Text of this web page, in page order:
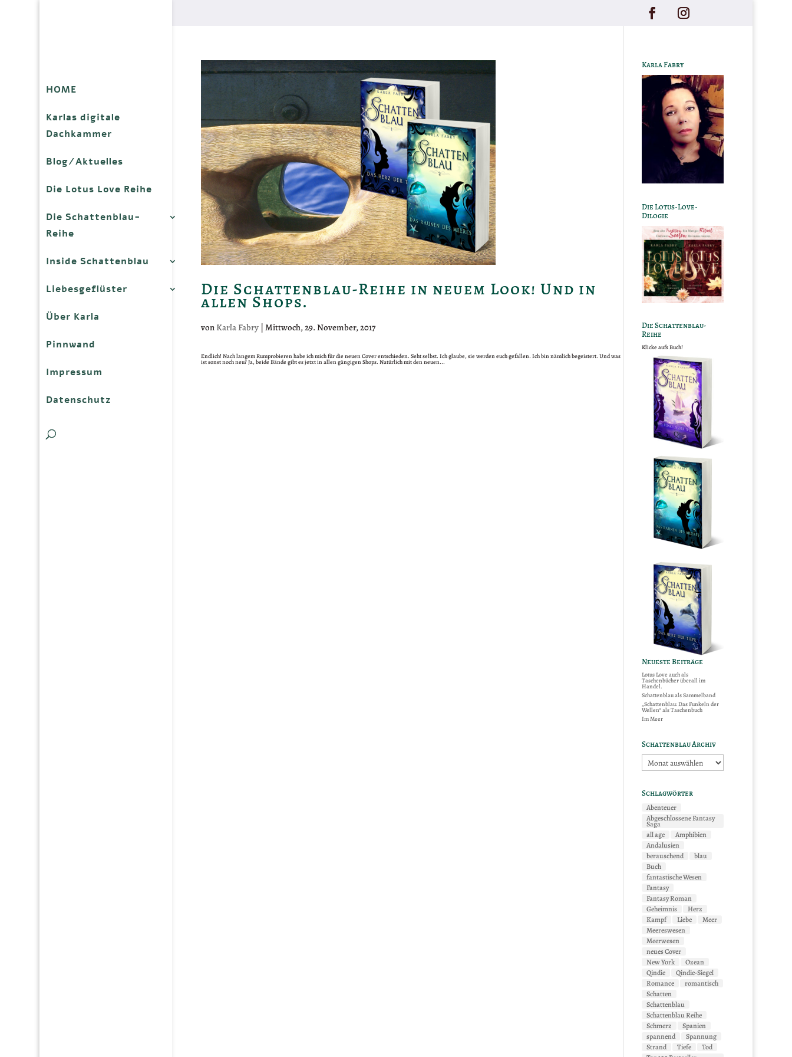
HOME
Karlas digitale
Dachkammer
Blog/Aktuelles
Die Lotus Love Reihe
Die Schattenblau-
Reihe
Inside Schattenblau
Liebesgeflüster
Über Karla
Pinnwand
Impressum
Datenschutz
Die Schattenblau-Reihe in neuem Look! Und in
allen Shops.
vonKarla Fabry |Mittwoch, 29. November, 2017
Endlich! Nach langem Rumprobieren habe ich mich für die neuen Cover entschieden. Seht selbst. Ich glaube, sie werden euch gefallen. Ich bin nämlich begeistert. Und was
ist sonst noch neu? Ja, beide Bände gibt es jetzt in allen gängigen Shops. Natürlich mit den neuen...
Karla Fabry
Die Lotus-Love-
Dilogie
Die Schattenblau-
Reihe
Klicke aufs Buch!
Neueste Beiträge
Lotus Love auch als
Taschenbücher überall im
Handel.
Schattenblau als Sammelband
„Schattenblau: Das Funkeln der
Wellen“ als Taschenbuch
Im Meer
Schattenblau Archiv
Schattenblau
Archiv
Schlagwörter
Abenteuer
Abgeschlossene Fantasy
Saga
all age
Amphibien
Andalusien
berauschend
blau
Buch
fantastische Wesen
Fantasy
Fantasy Roman
Geheimnis
Herz
Kampf
Liebe
Meer
Meereswesen
Meerwesen
neues Cover
New York
Ozean
Qindie
Qindie-Siegel
Romance
romantisch
Schatten
Schattenblau
Schattenblau Reihe
Schmerz
Spanien
spannend
Spannung
Strand
Tiefe
Tod